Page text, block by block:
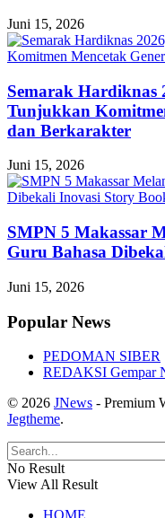
Juni 15, 2026
Semarak Hardiknas
Tunjukkan
dan Berkarakter
Juni 15, 2026
SMPN 5 Makassar
Guru Bahasa
Juni 15, 2026
Popular News
PEDOMAN SIBER
REDAKSI Gempar
© 2026 JNews - Premium
Jegtheme.
No Result
View All Result